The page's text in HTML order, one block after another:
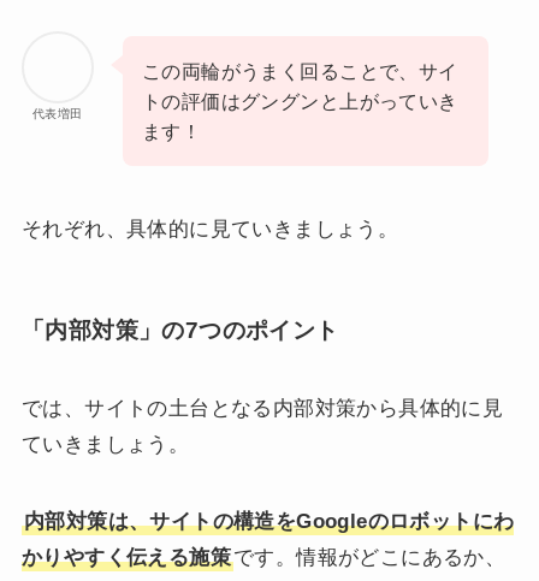
代表増田
この両輪がうまく回ることで、サイ
トの評価はグングンと上がっていき
ます！
それぞれ、具体的に見ていきましょう。
「内部対策」の7つのポイント
では、サイトの土台となる内部対策から具体的に見
ていきましょう。
内部対策は、サイトの構造をGoogleのロボットにわ
かりやすく伝える施策です。情報がどこにあるか、